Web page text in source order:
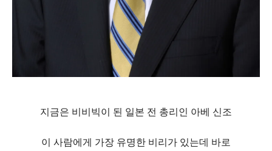
지금은 비비빅이 된 일본 전 총리인 아베 신조
이 사람에게 가장 유명한 비리가 있는데 바로